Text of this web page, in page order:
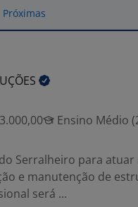
Próximas
Ensino Médio
Serralheiro para atuar
e manutenção de
será ...